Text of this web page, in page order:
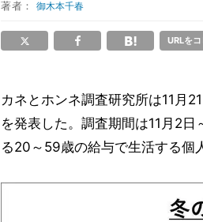
著者：御木本千春
URLを
カネとホンネ調査研究所は11月
を発表した。調査期間は11月2
る20～59歳の給与で生活する個